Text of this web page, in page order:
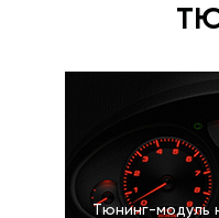
Тюнинг-модуль